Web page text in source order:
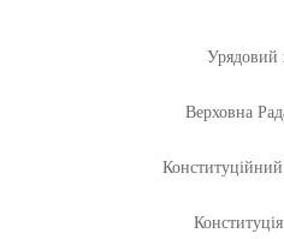
Урядовий
Верховна